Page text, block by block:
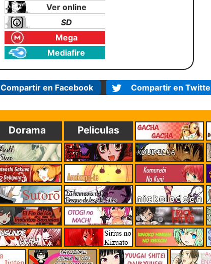
Ver online
SD
Mega
Mediafire
Compartir en Facebook Compartir en
Dorama Peliculas